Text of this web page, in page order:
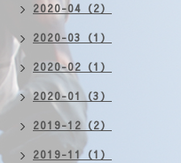
2020-04（2）
2020-03（1）
2020-02（1）
2020-01（3）
2019-12（2）
2019-11（1）